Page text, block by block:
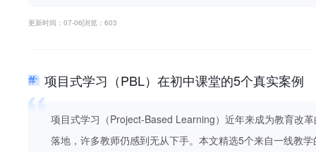
更新时间：07-06浏览：603
项目式学习（PBL）在初中课堂的5个真实案例
项目式学习（Project-Based Learning）近年来成为教育改
落地，许多教师仍感到无从下手。本文精选5个来自一线教